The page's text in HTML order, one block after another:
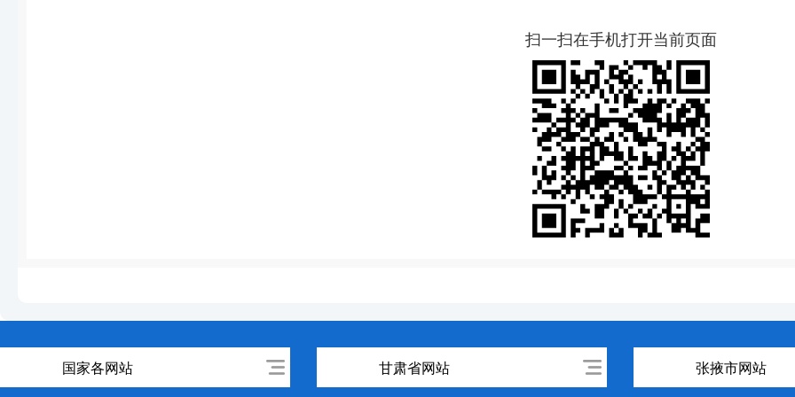
扫一扫在手机打开当前页面
国家各网站 甘肃省网站 张掖市网站